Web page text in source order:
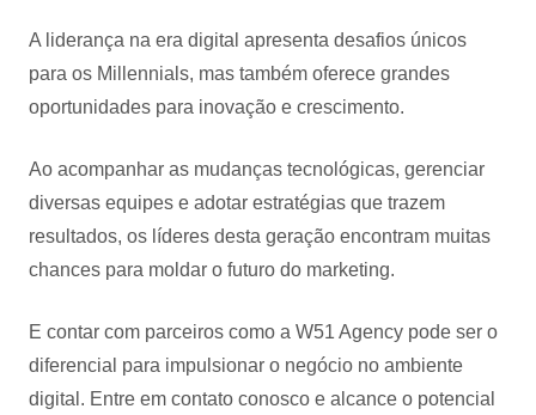
A liderança na era digital apresenta desafios únicos
para os Millennials, mas também oferece grandes
oportunidades para inovação e crescimento.
Ao acompanhar as mudanças tecnológicas, gerenciar
diversas equipes e adotar estratégias que trazem
resultados, os líderes desta geração encontram muitas
chances para moldar o futuro do marketing.
E contar com parceiros como a W51 Agency pode ser o
diferencial para impulsionar o negócio no ambiente
digital. Entre em contato conosco e alcance o potencial